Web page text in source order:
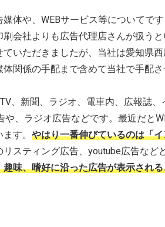
体や、WEBサービス等についてです
刷会社よりも広告代理店さんが扱う
ていただきましたが、当社は愛知県
体関係の手配まで含めて当社で手配
TV、新聞、ラジオ、電車内、広報誌
や、ラジオ広告などです。最近だと
す。 やはり一番伸びているのは「
リスティング広告、youtube広告など
趣味、嗜好に沿った広告が表示され